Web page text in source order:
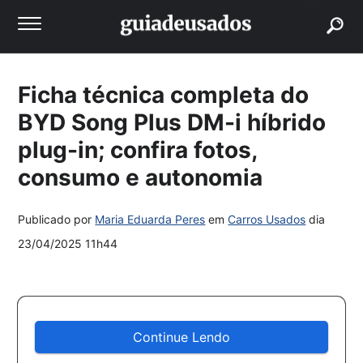
Ficha técnica completa do
BYD Song Plus DM-i híbrido
plug-in; confira fotos,
consumo e autonomia
Publicado por Maria Eduarda Peres emCarros Usados dia
23/04/2025 11h44
Continue Lendo